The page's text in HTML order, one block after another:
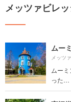
メッツァビレ
ムー
メッツ
ムー
った…